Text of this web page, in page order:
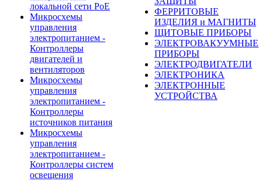
локальной сети PoE
Микросхемы
управления
электропитанием -
Контроллеры
двигателей и
вентиляторов
Микросхемы
управления
электропитанием -
Контроллеры
источников питания
Микросхемы
управления
электропитанием -
Контроллеры систем
освещения
ФЕРРИТОВЫЕ
ИЗДЕЛИЯ и МАГНИТЫ
ЩИТОВЫЕ ПРИБОРЫ
ЭЛЕКТРОВАКУУМНЫЕ
ПРИБОРЫ
ЭЛЕКТРОДВИГАТЕЛИ
ЭЛЕКТРОНИКА
ЭЛЕКТРОННЫЕ
УСТРОЙСТВА